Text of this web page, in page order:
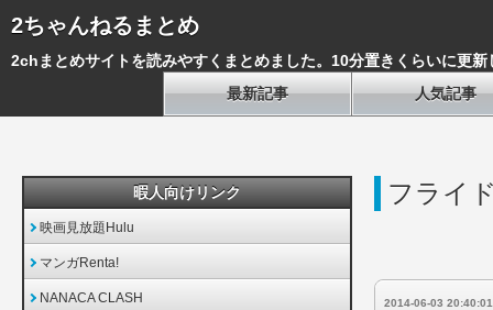
2ちゃんねるまとめ
2chまとめサイトを読みやすくまとめました。10分置きくらいに更新
最新記事
人気記事
フライ
2014-06-03 20:40:01
暇人向けリンク
映画見放題Hulu
マンガRenta!
NANACA CLASH